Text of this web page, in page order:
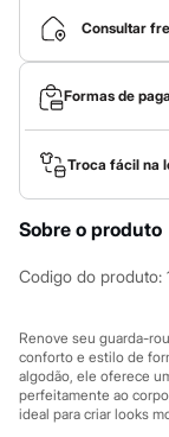
Saias
Shorts e Bermudas
Vestidos
Acessórios
Bolsas
Bonés e Chapéus
Bijoux
Cintos
Óculos
Relógios
Calçados
Botas
Chinelos
Sandálias
Sapatilhas
Tênis
Marcas
City
Consultar
Formas de
Troca fácil na
Sobre o produto
Codigo do produto:
Renove seu guarda-
conforto e estilo de
algodão, ele oferece
perfeitamente ao
ideal para criar looks